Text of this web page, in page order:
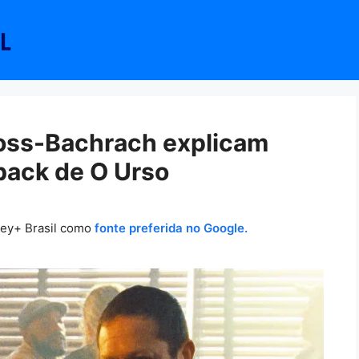
Bachrach explicam
de O Urso
Brasil como fonte preferida no Google.